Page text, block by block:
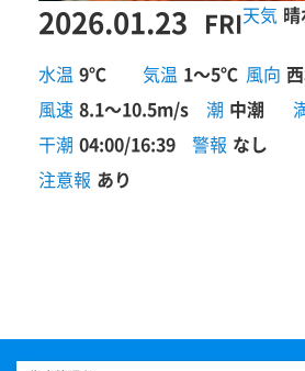
2026.01.23 FRI
水温 9℃ 気温 1～5℃ 風向
風速 8.1～10.5m/s 潮 中潮
干潮 04:00/16:39 警報 なし
注意報 あり